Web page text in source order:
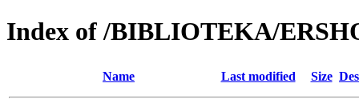
Index of /BIBLIOTEKA/
Name Last modified Size